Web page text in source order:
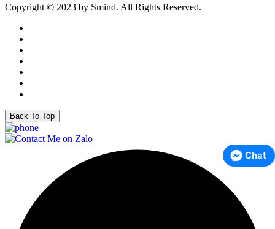
Copyright © 2023 by Smind. All Rights Reserved.
Back To Top
Chat